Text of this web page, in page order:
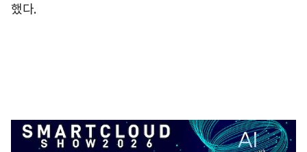
했다.